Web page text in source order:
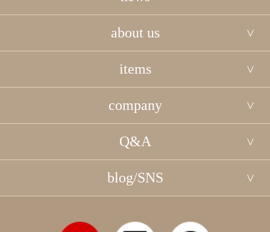
about us
items
company
Q&A
blog/SNS